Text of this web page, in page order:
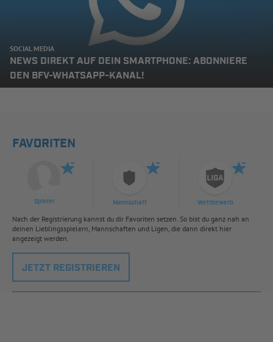
SOCIAL MEDIA
NEWS DIREKT AUF DEIN SMARTPHONE: ABONNIERE
DEN BFV-WHATSAPP-KANAL!
FAVORITEN
Spieler Mannschaft Wettbewerb
Nach der Registrierung kannst du dir Favoriten setzen. So bist du ganz nah an
deinen Lieblingsspielern, Mannschaften und Ligen, die dann direkt hier
angezeigt werden.
JETZT REGISTRIEREN